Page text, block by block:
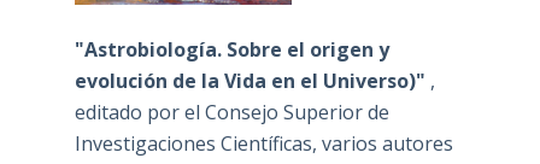
"Astrobiología. Sobre el origen y
evolución de la Vida en el Universo)" ,
editado por el Consejo Superior de
Investigaciones Científicas, varios autores